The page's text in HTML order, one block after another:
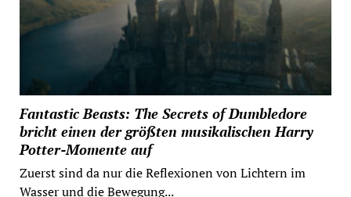
Fantastic Beasts: The Secrets of Dumbledore
bricht einen der größten musikalischen Harry
Potter-Momente auf
Zuerst sind da nur die Reflexionen von Lichtern im
Wasser und die Bewegung...